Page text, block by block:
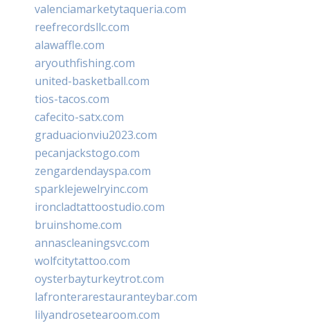
valenciamarketytaqueria.com
reefrecordsllc.com
alawaffle.com
aryouthfishing.com
united-basketball.com
tios-tacos.com
cafecito-satx.com
graduacionviu2023.com
pecanjackstogo.com
zengardendayspa.com
sparklejewelryinc.com
ironcladtattoostudio.com
bruinshome.com
annascleaningsvc.com
wolfcitytattoo.com
oysterbayturkeytrot.com
lafronterarestauranteybar.com
lilyandrosetearoom.com